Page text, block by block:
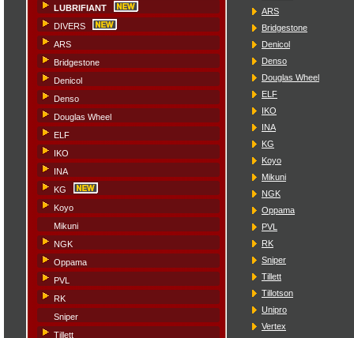
LUBRIFIANT
DIVERS
ARS
Bridgestone
Denicol
Denso
Douglas Wheel
ELF
IKO
INA
KG
Koyo
Mikuni
NGK
Oppama
PVL
RK
Sniper
Tillett
ARS
Bridgestone
Denicol
Denso
Douglas Wheel
ELF
IKO
INA
KG
Koyo
Mikuni
NGK
Oppama
PVL
RK
Sniper
Tillett
Tillotson
Unipro
Vertex